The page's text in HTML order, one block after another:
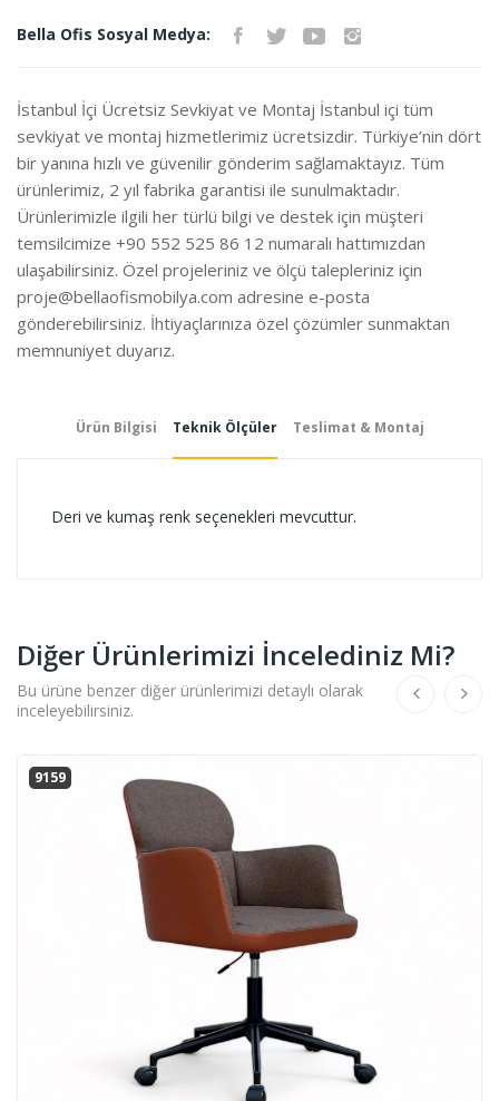
Bella Ofis Sosyal Medya:
İstanbul İçi Ücretsiz Sevkiyat ve Montaj İstanbul içi tüm
sevkiyat ve montaj hizmetlerimiz ücretsizdir. Türkiye’nin dört
bir yanına hızlı ve güvenilir gönderim sağlamaktayız. Tüm
ürünlerimiz, 2 yıl fabrika garantisi ile sunulmaktadır.
Ürünlerimizle ilgili her türlü bilgi ve destek için müşteri
temsilcimize +90 552 525 86 12 numaralı hattımızdan
ulaşabilirsiniz. Özel projeleriniz ve ölçü talepleriniz için
proje@bellaofismobilya.com adresine e-posta
gönderebilirsiniz. İhtiyaçlarınıza özel çözümler sunmaktan
memnuniyet duyarız.
Ürün Bilgisi Teknik Ölçüler Teslimat & Montaj
Deri ve kumaş renk seçenekleri mevcuttur.
Diğer Ürünlerimizi İncelediniz Mi?
Bu ürüne benzer diğer ürünlerimizi detaylı olarak
inceleyebilirsiniz.
9159